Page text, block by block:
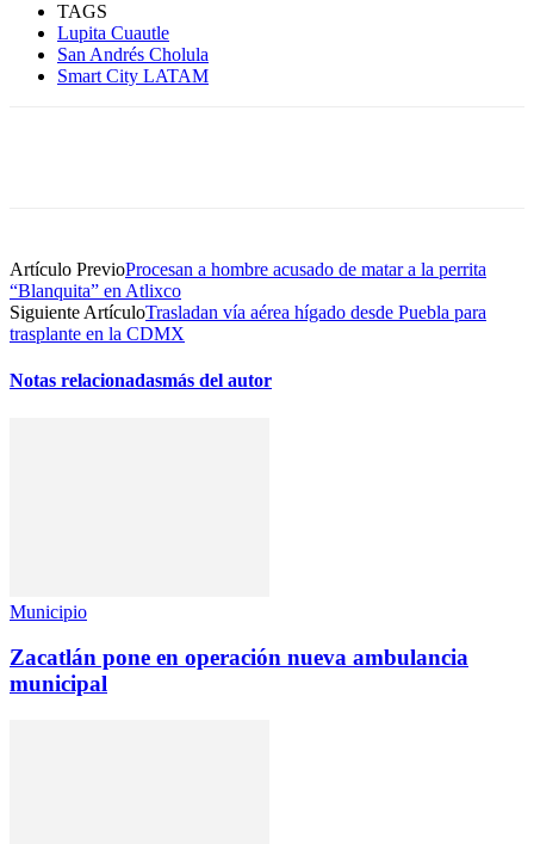
TAGS
Lupita Cuautle
San Andrés Cholula
Smart City LATAM
Artículo PrevioProcesan a hombre acusado de matar a la perrita
“Blanquita” en Atlixco
Siguiente ArtículoTrasladan vía aérea hígado desde Puebla para
trasplante en la CDMX
Notas relacionadasmás del autor
Municipio
Zacatlán pone en operación nueva ambulancia
municipal